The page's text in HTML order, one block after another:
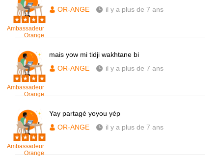
Ambassadeur
Orange
OR-ANGE
il y a plus de 7 ans
Ambassadeur
Orange
mais yow mi tidji wakhtane bi
OR-ANGE
il y a plus de 7 ans
Ambassadeur
Orange
Yay partagé yoyou yép
OR-ANGE
il y a plus de 7 ans